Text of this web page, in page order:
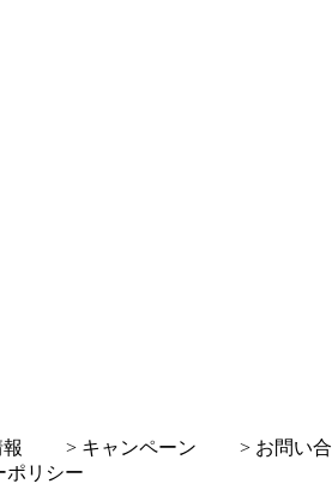
報 > キャンペーン
> お問い合
ポリシー